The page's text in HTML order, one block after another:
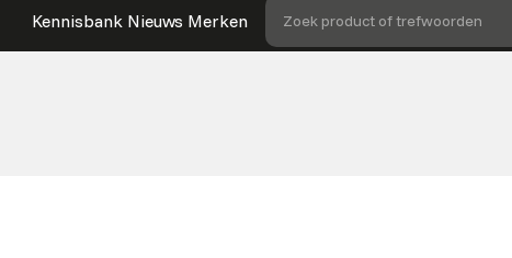
Kennisbank Nieuws Merken Zoek product of trefwoorden